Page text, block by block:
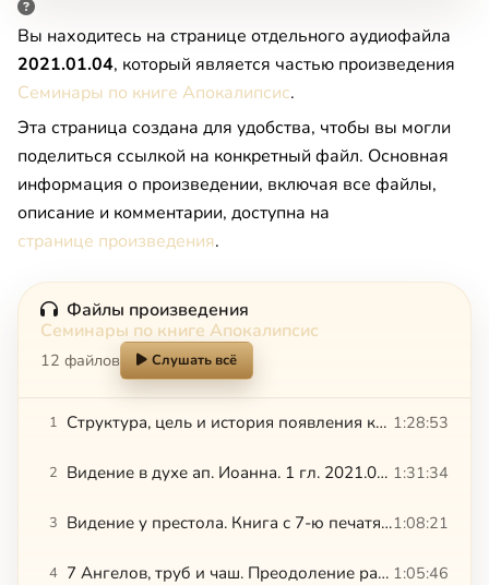
Вы находитесь на странице отдельного аудиофайла
2021.01.04, который является частью произведения
Семинары по книге Апокалипсис.
Эта страница создана для удобства, чтобы вы могли
поделиться ссылкой на конкретный файл. Основная
информация о произведении, включая все файлы,
описание и комментарии, доступна на
странице произведения.
Файлы произведения
Семинары по книге Апокалипсис
12 файлов Слушать всё
1 Структура, цель и история появления книги и ее связь с В. З. пророческой традицией. 2021.01.02. 1:28:53
2 Видение в духе ап. Иоанна. 1 гл. 2021.01.02 1:31:34
3 Видение у престола. Книга с 7-ю печатями. 5-10 гл. 2021.01.021:08:21
4 7 Ангелов, труб и чаш. Преодоление разрыва Божией реальности. Кадильница с фимиамом. Шеол и бездна. 5-10 гл. 2021.01.02 1:05:46